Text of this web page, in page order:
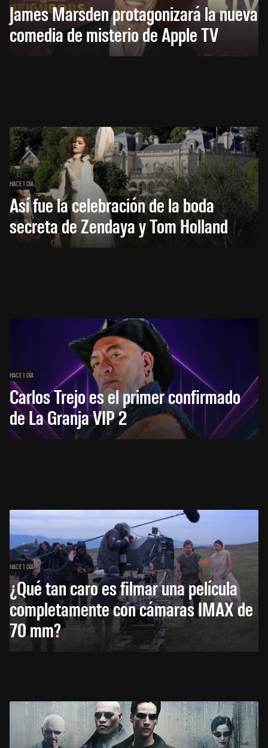
James Marsden protagonizará la nueva
comedia de misterio de Apple TV
HACE 1 DÍA
Así fue la celebración de la boda
secreta de Zendaya y Tom Holland
HACE 1 DÍA
Carlos Trejo es el primer confirmado
de La Granja VIP 2
HACE 1 DÍA
¿Qué tan caro es filmar una película
completamente con cámaras IMAX de
70 mm?